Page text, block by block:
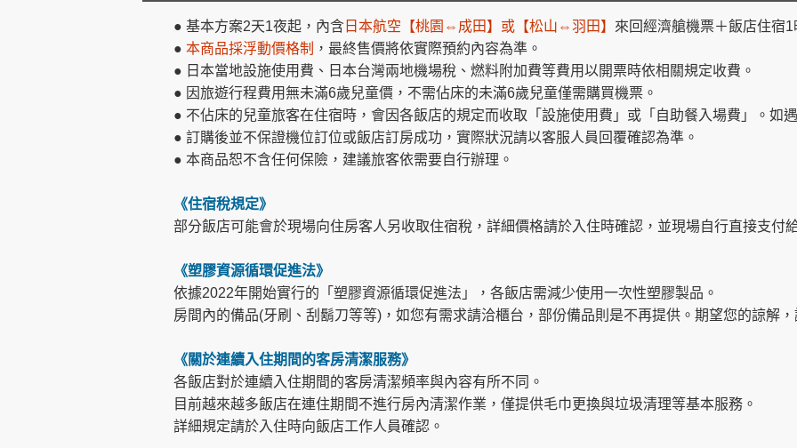
● 基本方案2天1夜起，內含 日本航空【桃園⇔成田】或【松山⇔羽田】 來回經濟艙機票＋飯店住宿1
● 本商品採浮動價格制 ，最終售價將依實際預約內容為準。
● 日本當地設施使用費、日本台灣兩地機場稅、燃料附加費等費用以開票時依相關規定收費。
● 因旅遊行程費用無未滿6歲兒童價，不需佔床的未滿6歲兒童僅需購買機票。
● 不佔床的兒童旅客在住宿時，會因各飯店的規定而收取「設施使用費」或「自助餐入場費」。如
● 訂購後並不保證機位訂位或飯店訂房成功，實際狀況請以客服人員回覆確認為準。
● 本商品恕不含任何保險，建議旅客依需要自行辦理。
《住宿稅規定》
部分飯店可能會於現場向住房客人另收取住宿稅，詳細價格請於入住時確認，並現場自行直接支付
《塑膠資源循環促進法》
依據2022年開始實行的「塑膠資源循環促進法」，各飯店需減少使用一次性塑膠製品。
房間內的備品(牙刷、刮鬍刀等等)，如您有需求請洽櫃台，部份備品則是不再提供。期望您的諒解，
《關於連續入住期間的客房清潔服務》
各飯店對於連續入住期間的客房清潔頻率與內容有所不同。
目前越來越多飯店在連住期間不進行房內清潔作業，僅提供毛巾更換與垃圾清理等基本服務。
詳細規定請於入住時向飯店工作人員確認。